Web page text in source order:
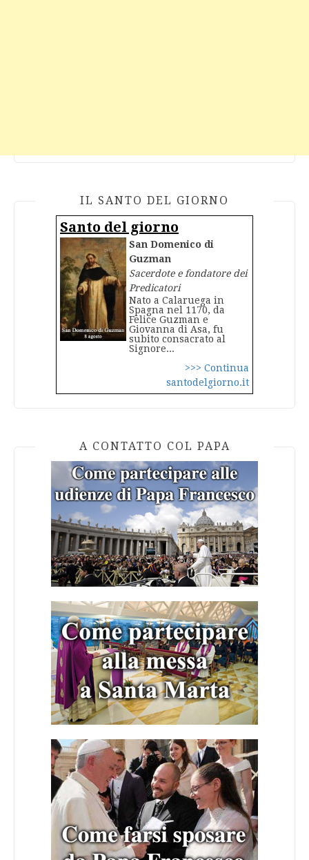
IL SANTO DEL GIORNO
Santo del giorno
San Domenico di
Guzman
Sacerdote e fondatore dei
Predicatori
Nato a Calaruega in
Spagna nel 1170, da
Felice Guzman e
Giovanna di Asa, fu
subito consacrato al
Signore...
>>> Continua
santodelgiorno.it
A CONTATTO COL PAPA